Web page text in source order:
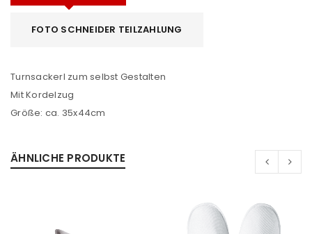
FOTO SCHNEIDER TEILZAHLUNG
Turnsackerl zum selbst Gestalten
Mit Kordelzug
Größe: ca. 35x44cm
ÄHNLICHE PRODUKTE